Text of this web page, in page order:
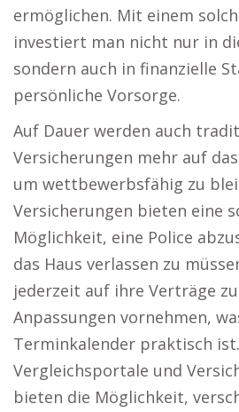
ermöglichen. Mit einem
investiert man nicht nur in
sondern auch in finanzielle
persönliche Vorsorge.
Auf Dauer werden auch
Versicherungen mehr auf
um wettbewerbsfähig zu
Versicherungen bieten eine
Möglichkeit, eine Police
das Haus verlassen zu
jederzeit auf ihre Verträge
Anpassungen vornehmen,
Terminkalender praktisch
Vergleichsportale und
bieten die Möglichkeit,